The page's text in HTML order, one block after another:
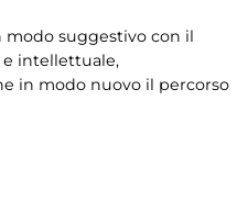
modo suggestivo con il
e intellettuale,
in modo nuovo il percorso